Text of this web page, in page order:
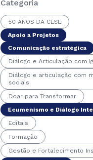
Categoria
50 ANOS DA CESE
Apoio a Projetos
Comunicação estratégica
Diálogo e Articulação com
Diálogo e articulação com
sociais
Doar para Transformar
Ecumenismo e Diálogo
Editais
Formação
Gestão e Fortalecimento